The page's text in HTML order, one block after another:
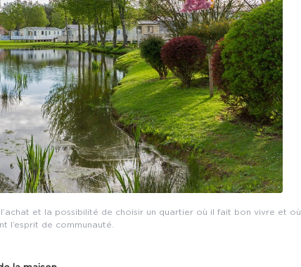
et la possibilité de choisir un quartier où il fait bon vivre et où
l’esprit de communauté.